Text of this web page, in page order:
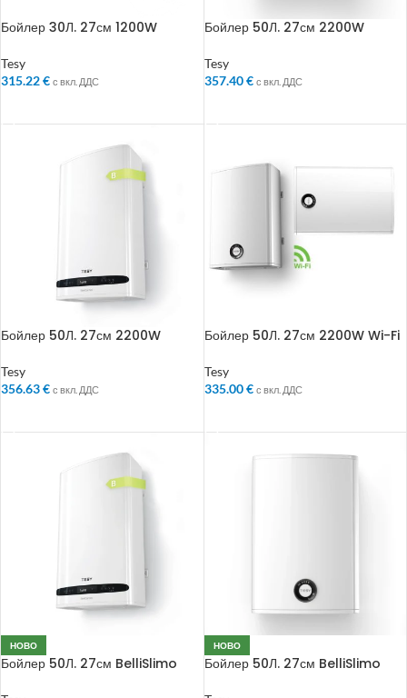
Бойлер 30Л. 27см 1200W
Tesy
315.22€ с вкл. ДДС
Бойлер 50Л. 27см 2200W
Tesy
357.40€ с вкл. ДДС
Бойлер 50Л. 27см 2200W
Tesy
356.63€ с вкл. ДДС
Бойлер 50Л. 27см 2200W Wi-Fi
Реверсивен
Tesy
335.00€ с вкл. ДДС
НОВО
Бойлер 50Л. 27см BelliSlimo
НОВО
Бойлер 50Л. 27см BelliSlimo